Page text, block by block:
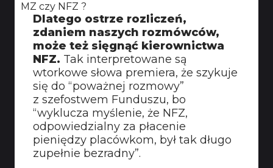
MZ czy NFZ ?
Dlatego ostrze rozliczeń,
zdaniem naszych rozmówców,
może też sięgnąć kierownictwa
NFZ. Tak interpretowane są
wtorkowe słowa premiera, że szykuje
się do “poważnej rozmowy”
z szefostwem Funduszu, bo
“wyklucza myślenie, że NFZ,
odpowiedzialny za płacenie
pieniędzy placówkom, był tak długo
zupełnie bezradny”.